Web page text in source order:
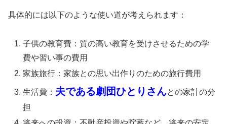
具体的には以下のような使い道が考えられます：
子供の教育費：質の高い教育を受けさせるための学
費や習い事の費用
家族旅行：家族との思い出作りのための旅行費用
生活費： 夫である劇団ひとりさんとの家計の分
担